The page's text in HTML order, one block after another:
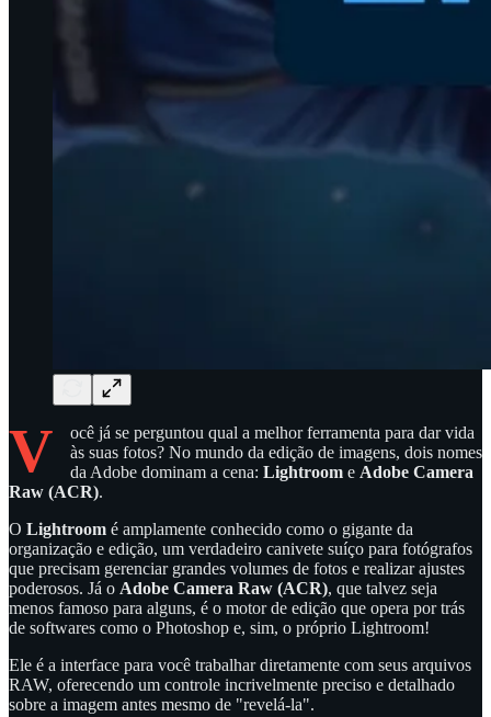
V
ocê já se perguntou qual a melhor ferramenta para dar vida
às suas fotos? No mundo da edição de imagens, dois nomes
da Adobe dominam a cena: Lightroom e Adobe Camera
Raw (ACR).
O Lightroom é amplamente conhecido como o gigante da
organização e edição, um verdadeiro canivete suíço para fotógrafos
que precisam gerenciar grandes volumes de fotos e realizar ajustes
poderosos. Já o Adobe Camera Raw (ACR), que talvez seja
menos famoso para alguns, é o motor de edição que opera por trás
de softwares como o Photoshop e, sim, o próprio Lightroom!
Ele é a interface para você trabalhar diretamente com seus arquivos
RAW, oferecendo um controle incrivelmente preciso e detalhado
sobre a imagem antes mesmo de "revelá-la".